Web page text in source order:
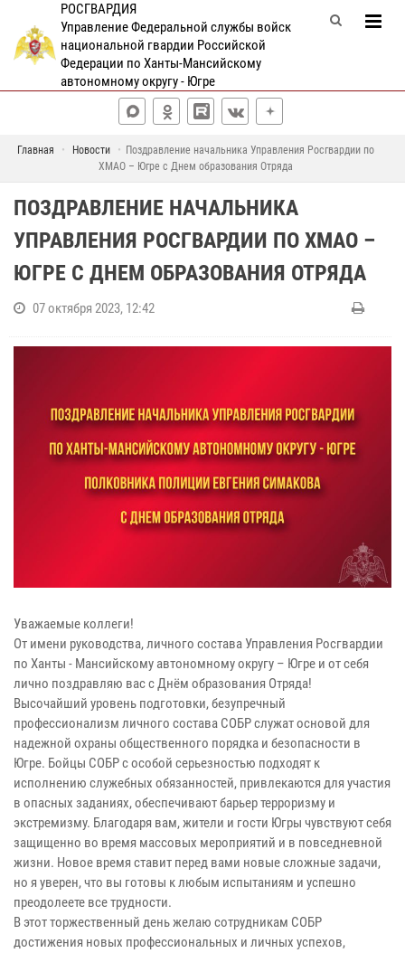
РОСГВАРДИЯ
Управление Федеральной службы войск
национальной гвардии Российской
Федерации по Ханты-Мансийскому
автономному округу - Югре
Главная Новости
Поздравление начальника Управления Росгвардии по
ХМАО – Югре с Днем образования Отряда
ПОЗДРАВЛЕНИЕ НАЧАЛЬНИКА
УПРАВЛЕНИЯ РОСГВАРДИИ ПО ХМАО –
ЮГРЕ С ДНЕМ ОБРАЗОВАНИЯ ОТРЯДА
07 октября 2023, 12:42
Уважаемые коллеги!
От имени руководства, личного состава Управления Росгвардии
по Ханты - Мансийскому автономному округу – Югре и от себя
лично поздравляю вас с Днём образования Отряда!
Высочайший уровень подготовки, безупречный
профессионализм личного состава СОБР служат основой для
надежной охраны общественного порядка и безопасности в
Югре. Бойцы СОБР с особой серьезностью подходят к
исполнению служебных обязанностей, привлекаются для участия
в опасных заданиях, обеспечивают барьер терроризму и
экстремизму. Благодаря вам, жители и гости Югры чувствуют себя
защищенно во время массовых мероприятий и в повседневной
жизни. Новое время ставит перед вами новые сложные задачи,
но я уверен, что вы готовы к любым испытаниям и успешно
преодолеете все трудности.
В этот торжественный день желаю сотрудникам СОБР
достижения новых профессиональных и личных успехов,